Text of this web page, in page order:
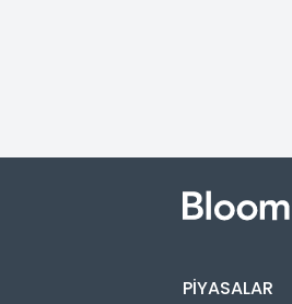
PİYASALAR